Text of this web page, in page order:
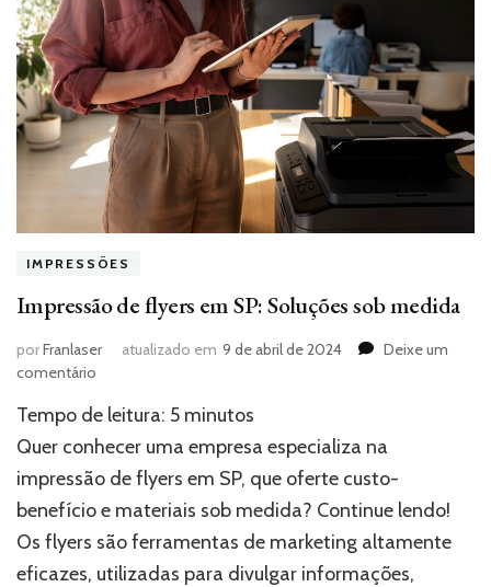
IMPRESSÕES
Impressão de flyers em SP: Soluções sob medida
porFranlaser atualizado em 9 de abril de 2024
Deixe um
comentário
de
flyers
SP:
Soluções
sob
medida
Tempo de leitura: 5 minutos
Quer conhecer uma empresa especializa na
impressão de flyers em SP, que oferte custo-
benefício e materiais sob medida? Continue lendo!
Os flyers são ferramentas de marketing altamente
eficazes, utilizadas para divulgar informações,